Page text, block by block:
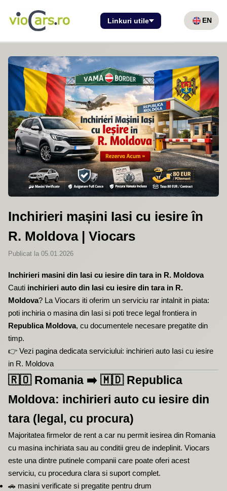
Linkuri utile EN
Inchirieri mașini Iasi cu iesire în
R. Moldova | Viocars
Publicat la 05.01.2026
Inchirieri masini din Iasi cu iesire din tara in R. Moldova
Cauti inchirieri auto din Iasi cu iesire din tara in R.
Moldova? La Viocars iti oferim un serviciu rar intalnit in piata:
poti inchiria o masina din Iasi si poti trece legal frontiera in
Republica Moldova, cu documentele necesare pregatite din
timp.
👉 Vezi pagina dedicata serviciului: inchirieri auto Iasi cu iesire
in R. Moldova
🇷🇴Romania ➡️ 🇲🇩Republica
Moldova: inchirieri auto cu iesire din
tara (legal, cu procura)
Majoritatea firmelor de rent a car nu permit iesirea din Romania
cu masina inchiriata sau au conditii greu de indeplinit. Viocars
este una dintre putinele companii care poate oferi acest
serviciu, cu procedura clara si suport complet.
🚗 masini verificate si pregatite pentru drum